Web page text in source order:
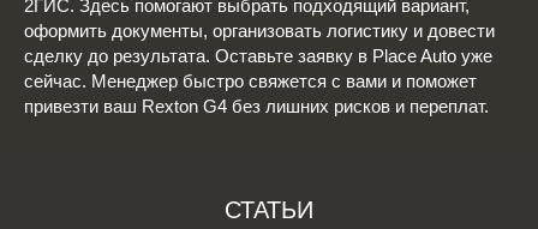
2ГИС. Здесь помогают выбрать подходящий вариант,
оформить документы, организовать логистику и довести
сделку до результата. Оставьте заявку в Place Auto уже
сейчас. Менеджер быстро свяжется с вами и поможет
привезти ваш Rexton G4 без лишних рисков и переплат.
СТАТЬИ